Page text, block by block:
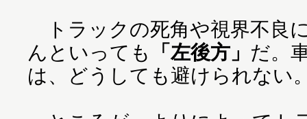
トラックの死角や視界不良
んといっても
「左後方」 だ。
は、どうしても避けられない